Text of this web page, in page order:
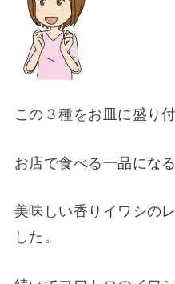
この３種をお皿に盛り付
お店で食べる一品にな
美味しい香りイワシの
した。